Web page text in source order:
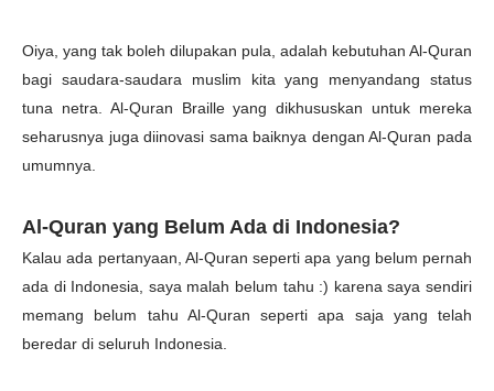
Oiya, yang tak boleh dilupakan pula, adalah kebutuhan Al-Quran
bagi saudara-saudara muslim kita yang menyandang status
tuna netra. Al-Quran Braille yang dikhususkan untuk mereka
seharusnya juga diinovasi sama baiknya dengan Al-Quran pada
umumnya.
Al-Quran yang Belum Ada di Indonesia?
Kalau ada pertanyaan, Al-Quran seperti apa yang belum pernah
ada di Indonesia, saya malah belum tahu :) karena saya sendiri
memang belum tahu Al-Quran seperti apa saja yang telah
beredar di seluruh Indonesia.